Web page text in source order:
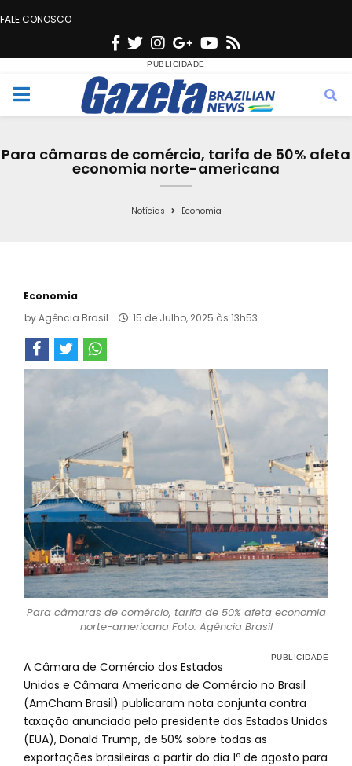
FALE CONOSCO
F
c
e
o
T
w
i
t
e
n
s
t
g
r
a
G
o
o
g
e
Y
u
t
b
s
M
Para câmaras de comércio, tarifa de 50% afeta
economia norte-americana
Notícias Economia
Economia
byAgência Brasil 15 de Julho, 2025 às 13h53
Para câmaras de comércio, tarifa de 50% afeta economia
norte-americana Foto: Agência Brasil
A Câmara de Comércio dos Estados
Unidos e Câmara Americana de Comércio no Brasil
(AmCham Brasil) publicaram nota conjunta contra
taxação anunciada pelo presidente dos Estados Unidos
(EUA), Donald Trump, de 50% sobre todas as
exportações brasileiras a partir do dia 1º de agosto para